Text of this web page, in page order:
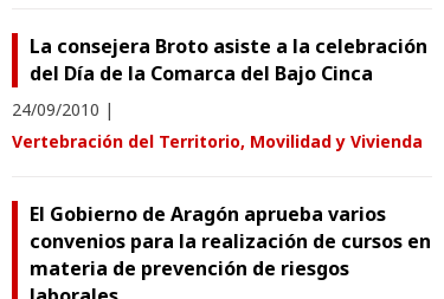
La consejera Broto asiste a la celebración
del Día de la Comarca del Bajo Cinca
24/09/2010 |
Vertebración del Territorio, Movilidad y Vivienda
El Gobierno de Aragón aprueba varios
convenios para la realización de cursos en
materia de prevención de riesgos